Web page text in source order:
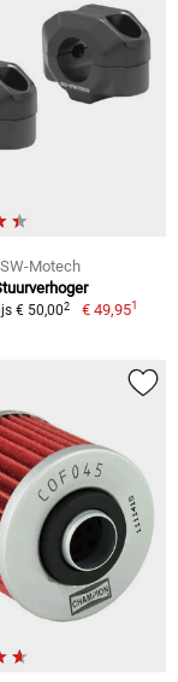
SW-Motech
€ 50,002 € 49,951